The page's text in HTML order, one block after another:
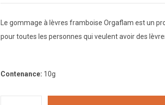
Le gommage à lèvres framboise Orgaflam est un
pour toutes les personnes qui veulent avoir des
Contenance: 10g